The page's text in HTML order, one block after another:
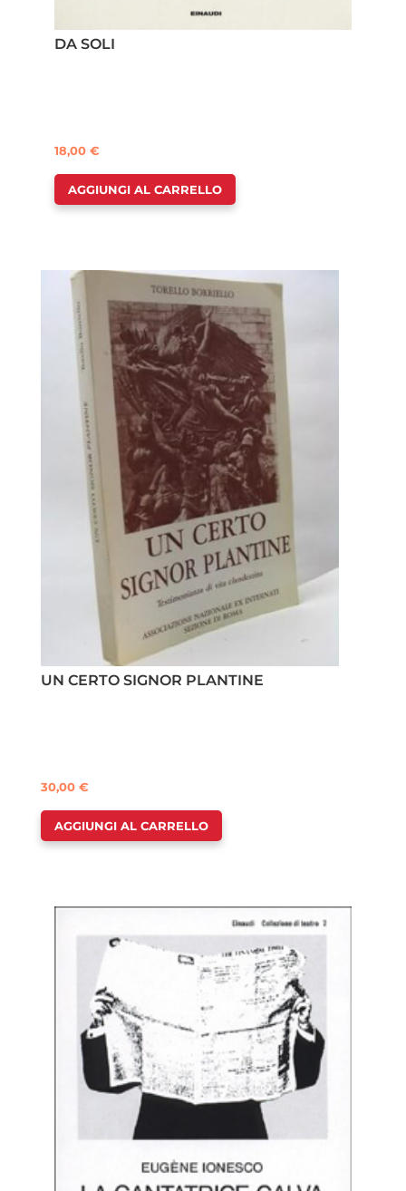
DA SOLI
18,00 €
AGGIUNGI AL CARRELLO
UN CERTO SIGNOR PLANTINE
30,00€
AGGIUNGI AL CARRELLO